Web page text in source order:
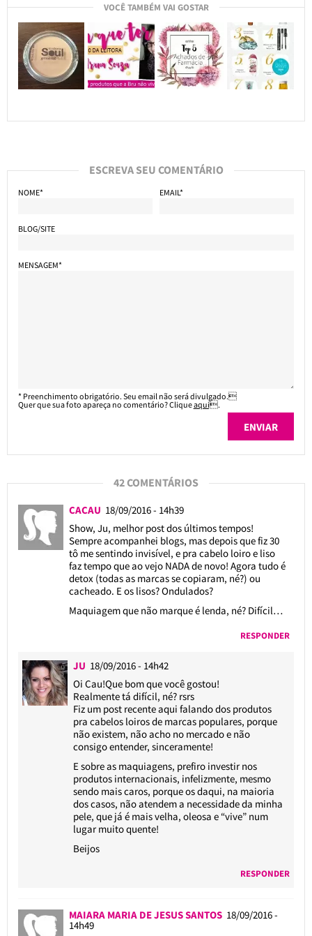
VOCÊ TAMBÉM VAI GOSTAR
ESCREVA SEU COMENTÁRIO
NOME* EMAIL*
BLOG/SITE
MENSAGEM*
* Preenchimento obrigatório. Seu email não será divulgado.
Quer que sua foto apareça no comentário? Cliqueaqui.
42 COMENTÁRIOS
CACAU 18/09/2016 - 14h39
Show, Ju, melhor post dos últimos tempos!
Sempre acompanhei blogs, mas depois que fiz 30
tô me sentindo invisível, e pra cabelo loiro e liso
faz tempo que ao vejo NADA de novo! Agora tudo é
detox (todas as marcas se copiaram, né?) ou
cacheado. E os lisos? Ondulados?
Maquiagem que não marque é lenda, né? Difícil…
RESPONDER
JU 18/09/2016 - 14h42
Oi Cau!Que bom que você gostou!
Realmente tá difícil, né? rsrs
Fiz um post recente aqui falando dos produtos
pra cabelos loiros de marcas populares, porque
não existem, não acho no mercado e não
consigo entender, sinceramente!
E sobre as maquiagens, prefiro investir nos
produtos internacionais, infelizmente, mesmo
sendo mais caros, porque os daqui, na maioria
dos casos, não atendem a necessidade da minha
pele, que já é mais velha, oleosa e “vive” num
lugar muito quente!
Beijos
RESPONDER
MAIARA MARIA DE JESUS SANTOS 18/09/2016 -
14h49